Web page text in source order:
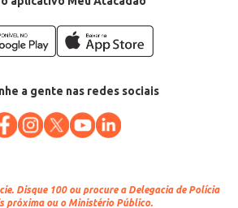
a gente nas redes sociais
Disque 100 ou procure a Delegacia de Polícia
próxima ou o Ministério Público.